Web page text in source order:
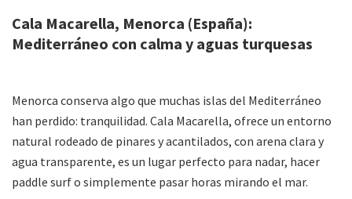
Cala Macarella, Menorca (España):
Mediterráneo con calma y aguas turquesas
Menorca conserva algo que muchas islas del Mediterráneo
han perdido: tranquilidad. Cala Macarella, ofrece un entorno
natural rodeado de pinares y acantilados, con arena clara y
agua transparente, es un lugar perfecto para nadar, hacer
paddle surf o simplemente pasar horas mirando el mar.